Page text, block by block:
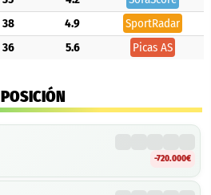
38 4.9
SportRadar
36 5.6 Picas AS
POSICIÓN
-720.000€